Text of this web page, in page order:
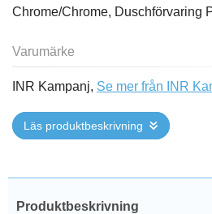
Chrome/Chrome, Duschförvaring
Varumärke
INR Kampanj, Se mer från INR
Läs produktbeskrivning
Produktbeskrivning